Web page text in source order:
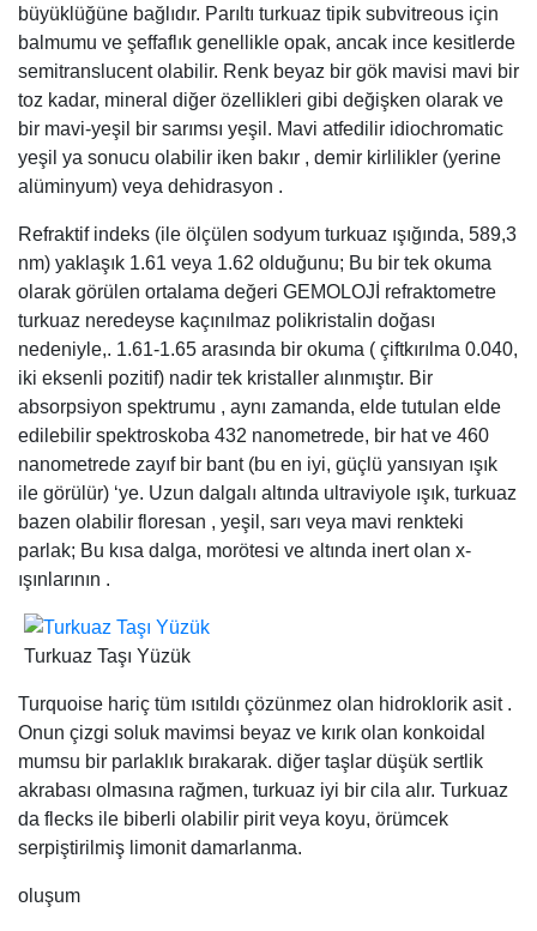
Refraktif indeks (ile ölçülen sodyum turkuaz ışığında, 589,3
nm) yaklaşık 1.61 veya 1.62 olduğunu; Bu bir tek okuma
olarak görülen ortalama değeri GEMOLOJİ refraktometre
turkuaz neredeyse kaçınılmaz polikristalin doğası
nedeniyle,. 1.61-1.65 arasında bir okuma ( çiftkırılma 0.040,
iki eksenli pozitif) nadir tek kristaller alınmıştır. Bir
absorpsiyon spektrumu , aynı zamanda, elde tutulan elde
nanometrede zayıf bir bant (bu en iyi, güçlü yansıyan ışık
ile görülür) ‘ye. Uzun dalgalı altında ultraviyole ışık, turkuaz
bazen olabilir floresan , yeşil, sarı veya mavi renkteki
parlak; Bu kısa dalga, morötesi ve altında inert olan x-
ışınlarının .
Turkuaz Taşı Yüzük
Turquoise hariç tüm ısıtıldı çözünmez olan hidroklorik asit .
Onun çizgi soluk mavimsi beyaz ve kırık olan konkoidal
mumsu bir parlaklık bırakarak. diğer taşlar düşük sertlik
akrabası olmasına rağmen, turkuaz iyi bir cila alır. Turkuaz
da flecks ile biberli olabilir pirit veya koyu, örümcek
serpiştirilmiş limonit damarlanma.
“The Big Blue” bakır madeni büyük bir turkuaz örnek
Cananea , Meksika
Ikincil olarak mineral , turkuaz görünüşte sırasında asidik
sulu çözeltileri sızıntı etkisi ile meydana ayrışma ve
oksidasyon önceden var olan minerallerin. Örneğin bakır
gibi esas olarak bakır sülfidler gelebilir kalkopirit veya
ikincil karbonatlar arasından malakit ya azurit ; Alüminyum